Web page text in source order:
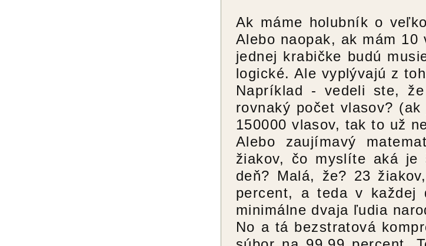
Ak máme holubník o
Alebo naopak, ak mám
jednej krabičke budú
logické. Ale vyplývajú z
Napríklad - vedeli ste,
rovnaký počet vlasov?
150000 vlasov, tak to už
Alebo zaujímavý
žiakov, čo myslíte aká je
deň? Malá, že? 23
percent, a teda v každej
minimálne dvaja ľudia
No a tá bezstratová